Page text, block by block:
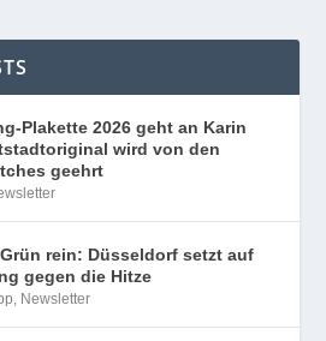
Plakette 2026 geht an Karin
wird von den
geehrt
rein: Düsseldorf setzt auf
gegen die Hitze
, Newsletter